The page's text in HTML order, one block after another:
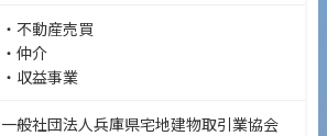
・不動産売買
・仲介
・収益事業
一般社団法人兵庫県宅地建物取引業協会